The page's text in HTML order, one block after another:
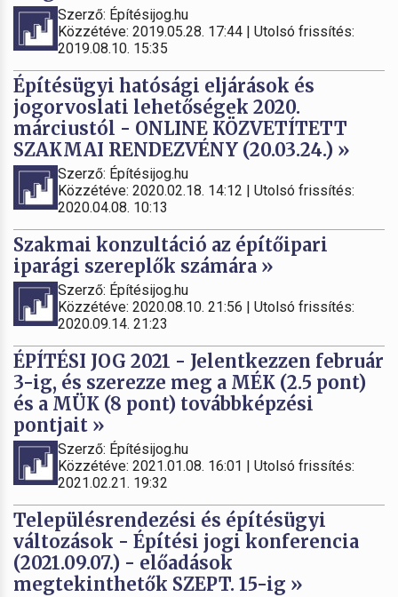
Szerző: Építésijog.hu
Közzétéve: 2019.05.28. 17:44 | Utolsó frissítés:
2019.08.10. 15:35
Építésügyi hatósági eljárások és
jogorvoslati lehetőségek 2020.
márciustól - ONLINE KÖZVETÍTETT
SZAKMAI RENDEZVÉNY (20.03.24.) »
Szerző: Építésijog.hu
Közzétéve: 2020.02.18. 14:12 | Utolsó frissítés:
2020.04.08. 10:13
Szakmai konzultáció az építőipari
iparági szereplők számára »
Szerző: Építésijog.hu
Közzétéve: 2020.08.10. 21:56 | Utolsó frissítés:
2020.09.14. 21:23
ÉPÍTÉSI JOG 2021 - Jelentkezzen február
3-ig, és szerezze meg a MÉK (2.5 pont)
és a MÜK (8 pont) továbbképzési
pontjait »
Szerző: Építésijog.hu
Közzétéve: 2021.01.08. 16:01 | Utolsó frissítés:
2021.02.21. 19:32
Településrendezési és építésügyi
változások - Építési jogi konferencia
(2021.09.07.) - előadások
megtekinthetők SZEPT. 15-ig »